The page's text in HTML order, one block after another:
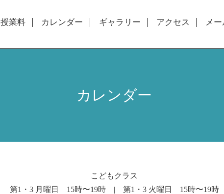
授業料 カレンダー ギャラリー アクセス メ
カレンダー
こどもクラス
第1・3 月曜日 15時〜19時 | 第1・3 火曜日 15時〜19時